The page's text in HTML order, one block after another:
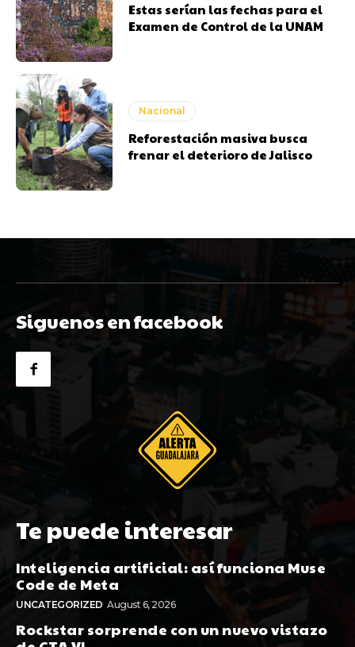
Estas serían las fechas para el
Examen de Control de la UNAM
Nacional
Reforestación masiva busca
frenar el deterioro de Jalisco
Siguenos en facebook
Te puede interesar
Inteligencia artificial: así funciona Muse
Code de Meta
UNCATEGORIZED August 6, 2026
Rockstar sorprende con un nuevo vistazo